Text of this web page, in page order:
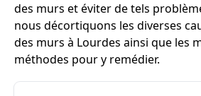
des murs et éviter de tels
nous décortiquons les diverses
des murs à Lourdes ainsi que les
méthodes pour y remédier.